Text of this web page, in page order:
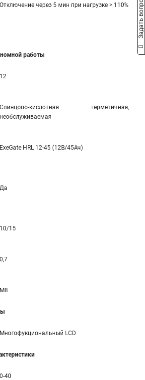
Отключение через 5 мин при нагрузке > 110%
работы
12
Свинцово-кислотная герметичная,
необслуживаемая
ExeGate HRL 12-45 (12В/45Ач)
Да
10/15
0,7
M8
Многофукциональный LCD
0-40
Задать вопрос